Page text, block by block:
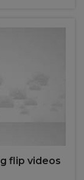
flip videos